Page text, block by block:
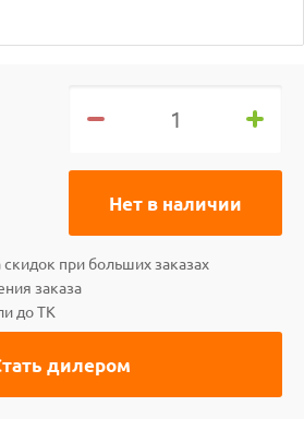
Нет в наличии
при больших заказах
заказа
до ТК
дилером